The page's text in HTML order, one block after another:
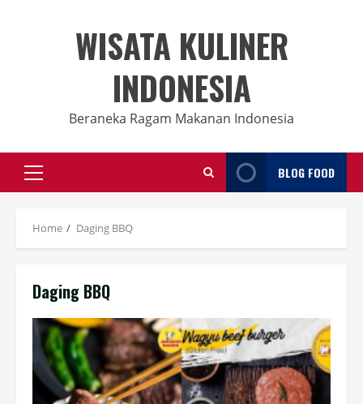
WISATA KULINER
INDONESIA
Beraneka Ragam Makanan Indonesia
Primary
Menu
BLOG FOOD
Home Daging BBQ
Daging BBQ